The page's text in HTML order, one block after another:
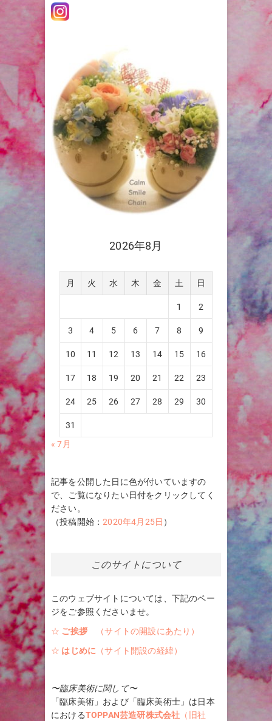
シ
2026年8月
月 火 水 木 金 土 日
1 2
3 4 5 6 7 8 9
10 11 12 13 14 15 16
17 18 19 20 21 22 23
24 25 26 27 28 29 30
31
« 7月
記事を公開した日に色が付いていますの
で、ご覧になりたい日付をクリックしてく
ださい。
（投稿開始：2020年4月25日 ）
このサイトについて
このウェブサイトについては、下記のペー
ジをご参照くださいませ。
☆ ご挨拶
（サイトの開設にあたり）
☆ はじめに （サイト開設の経緯）
〜臨床美術に関して〜
「臨床美術」および「臨床美術士」は日本
におけるTOPPAN芸造研株式会社 （旧社